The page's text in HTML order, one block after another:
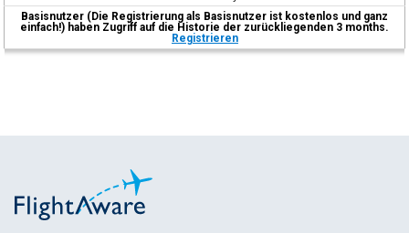
Basisnutzer (Die Registrierung als Basisnutzer ist kostenlos und ganz
einfach!) haben Zugriff auf die Historie der zurückliegenden 3 months.
Registrieren